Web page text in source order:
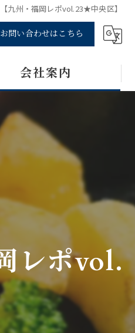
九州・福岡レポvol.23★中央区】
お問い合わせはこちら
会社案内
レポvol.